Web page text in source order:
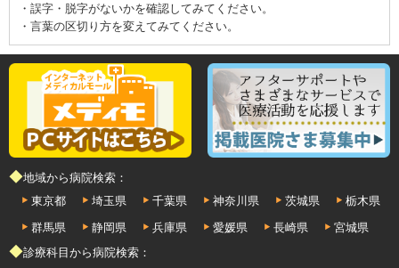
・誤字・脱字がないかを確認してみてください。
・言葉の区切り方を変えてみてください。
◆地域から病院検索：
東京都
埼玉県 千葉県 神奈川県 茨城県
栃木県
群馬県
静岡県 兵庫県 愛媛県 長崎県
宮城県
◆診療科目から病院検索：